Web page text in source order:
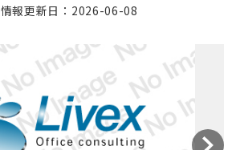
情報更新日：2026-06-08